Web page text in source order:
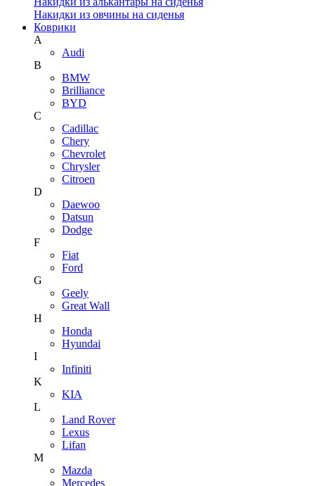
Накидки из овчины на сиденья
Коврики
A
Audi
B
BMW
Brilliance
BYD
C
Cadillac
Chery
Chevrolet
Chrysler
Citroen
D
Daewoo
Datsun
Dodge
F
Fiat
Ford
G
Geely
Great Wall
H
Honda
Hyundai
I
Infiniti
K
KIA
L
Land Rover
Lexus
Lifan
M
Mazda
Mercedes